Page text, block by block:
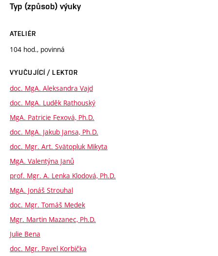
Typ (způsob) výuky
ATELIÉR
104 hod., povinná
VYUČUJÍCÍ / LEKTOR
doc. MgA. Aleksandra Vajd
doc. MgA. Luděk Rathouský
MgA. Patricie Fexová, Ph.D.
doc. MgA. Jakub Jansa, Ph.D.
doc. Mgr. Art. Svätopluk Mikyta
MgA. Valentýna Janů
prof. Mgr. A. Lenka Klodová, Ph.D.
MgA. Jonáš Strouhal
doc. Mgr. Tomáš Medek
Mgr. Martin Mazanec, Ph.D.
Julie Bena
doc. Mgr. Pavel Korbička